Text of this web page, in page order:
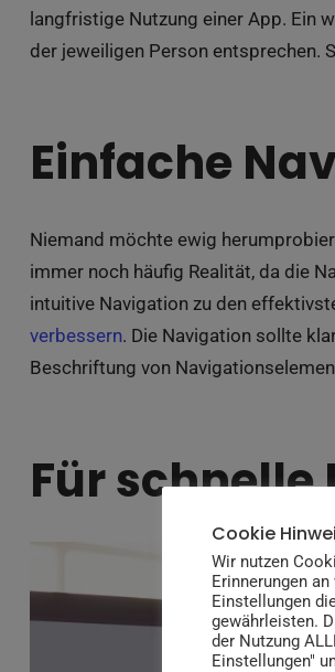
langfristige Nutzung einer App. Ein
der jeweiligen Person entsprechen.
Einfache
Niemand möchte ewig
immer noch häufig Realität, da die
intuitive Navigation zu den
verbessern. Die Navigation sollte
Beschriftung von
Für schnelle
Cookie
Wir nutzen
Erinnerungen
Einstellungen
gewährleisten.
der Nutzung
Einstellungen"